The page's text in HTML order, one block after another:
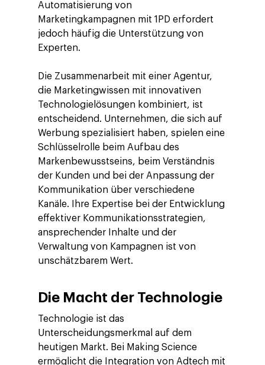
Automatisierung von
Marketingkampagnen mit 1PD erfordert
jedoch häufig die Unterstützung von
Experten.
Die Zusammenarbeit mit einer Agentur,
die Marketingwissen mit innovativen
Technologielösungen kombiniert, ist
entscheidend. Unternehmen, die sich auf
Werbung spezialisiert haben, spielen eine
Schlüsselrolle beim Aufbau des
Markenbewusstseins, beim Verständnis
der Kunden und bei der Anpassung der
Kommunikation über verschiedene
Kanäle. Ihre Expertise bei der Entwicklung
effektiver Kommunikationsstrategien,
ansprechender Inhalte und der
Verwaltung von Kampagnen ist von
unschätzbarem Wert.
Die Macht der Technologie
Technologie ist das
Unterscheidungsmerkmal auf dem
heutigen Markt. Bei Making Science
ermöglicht die Integration von Adtech mit
Company
Über Making Science
Karriere
Agentic AI Marketing
ad-machina
The Tech Enabled
Customers